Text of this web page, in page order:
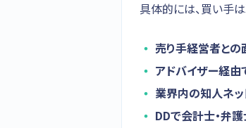
具体的には、買い手
売り手経営者との
アドバイザー経由
業界内の知人ネ
DDで会計士・弁